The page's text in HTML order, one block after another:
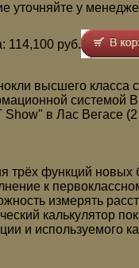
уточняйте у
114,100 руб.
высшего
системой
Show" в Лас Вегасе
трёх функций
к
измерять
калькулятор
и используемого